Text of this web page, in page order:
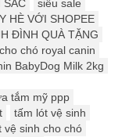
SẮC
siêu sale
HÈ VỚI SHOPEE
ĐÌNH QUÀ TẶNG
chó royal canin
BabyDog Milk 2kg
tắm mỹ ppp
tấm lót vệ sinh
vệ sinh cho chó